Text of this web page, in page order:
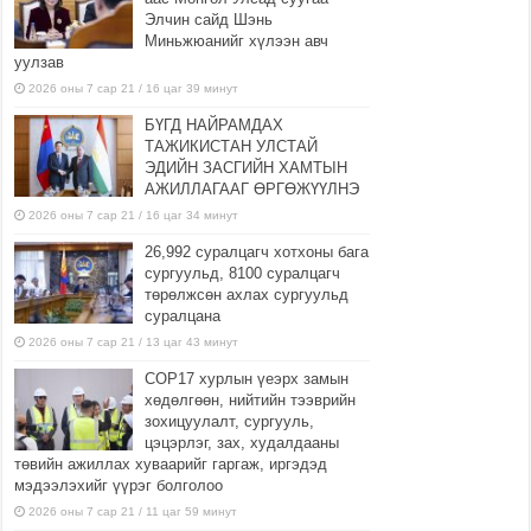
Элчин сайд Шэнь
Миньжюанийг хүлээн авч
уулзав
2026 оны 7 сар 21 / 16 цаг 39 минут
БҮГД НАЙРАМДАХ
ТАЖИКИСТАН УЛСТАЙ
ЭДИЙН ЗАСГИЙН ХАМТЫН
АЖИЛЛАГААГ ӨРГӨЖҮҮЛНЭ
2026 оны 7 сар 21 / 16 цаг 34 минут
26,992 суралцагч хотхоны бага
сургуульд, 8100 суралцагч
төрөлжсөн ахлах сургуульд
суралцана
2026 оны 7 сар 21 / 13 цаг 43 минут
COP17 хурлын үеэрх замын
хөдөлгөөн, нийтийн тээврийн
зохицуулалт, сургууль,
цэцэрлэг, зах, худалдааны
төвийн ажиллах хуваарийг гаргаж, иргэдэд
мэдээлэхийг үүрэг болголоо
2026 оны 7 сар 21 / 11 цаг 59 минут